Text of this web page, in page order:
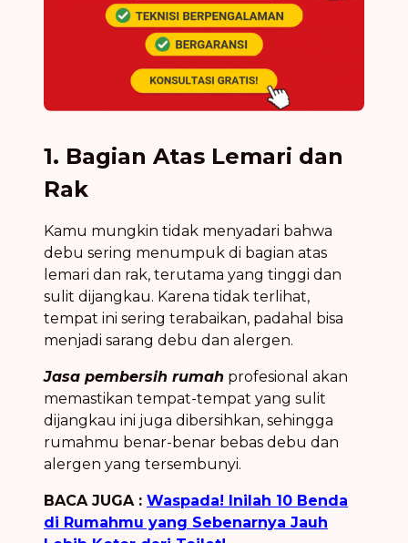
1. Bagian Atas Lemari dan
Rak
Kamu mungkin tidak menyadari bahwa
debu sering menumpuk di bagian atas
lemari dan rak, terutama yang tinggi dan
sulit dijangkau. Karena tidak terlihat,
tempat ini sering terabaikan, padahal bisa
menjadi sarang debu dan alergen.
Jasa pembersih rumah profesional akan
memastikan tempat-tempat yang sulit
dijangkau ini juga dibersihkan, sehingga
rumahmu benar-benar bebas debu dan
alergen yang tersembunyi.
BACA JUGA : Waspada! Inilah 10 Benda
di Rumahmu yang Sebenarnya Jauh